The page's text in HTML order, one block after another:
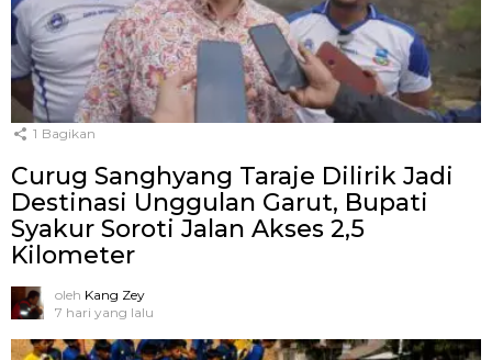
1 Bagikan
Curug Sanghyang Taraje Dilirik Jadi
Destinasi Unggulan Garut, Bupati
Syakur Soroti Jalan Akses 2,5
Kilometer
oleh Kang Zey
7 hari yang lalu